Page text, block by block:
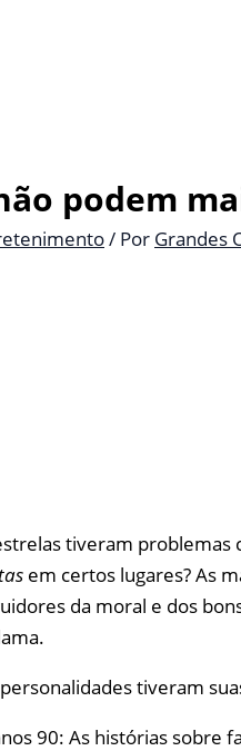
podem
/ Por Grandes
tiveram problemas
em certos lugares? As
da moral e dos
tiveram
90: As histórias sobre